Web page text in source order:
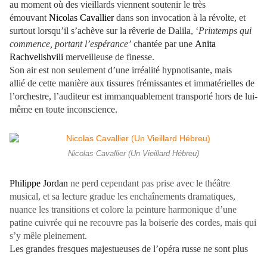
au moment où des vieillards viennent soutenir le très
émouvant Nicolas Cavallierdans son invocation à la révolte, et
surtout lorsqu’il s’achève sur la rêverie de Dalila, ‘Printemps qui
commence, portant l’espérance’ chantée par une Anita
Rachvelishvili merveilleuse de finesse.
Son air est non seulement d’une irréalité hypnotisante, mais
allié de cette manière aux tissures frémissantes et immatérielles de
l’orchestre, l’auditeur est immanquablement transporté hors de lui-
même en toute inconscience.
Nicolas Cavallier (Un Vieillard Hébreu)
Philippe Jordan ne perd cependant pas prise avec le théâtre
musical, et sa lecture gradue les enchaînements dramatiques,
nuance les transitions et colore la peinture harmonique d’une
patine cuivrée qui ne recouvre pas la boiserie des cordes, mais qui
s’y mêle pleinement.
Les grandes fresques majestueuses de l’opéra russe ne sont plus